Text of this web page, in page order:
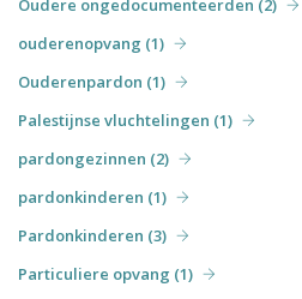
Oudere ongedocumenteerden (2)
ouderenopvang (1)
Ouderenpardon (1)
Palestijnse vluchtelingen (1)
pardongezinnen (2)
pardonkinderen (1)
Pardonkinderen (3)
Particuliere opvang (1)